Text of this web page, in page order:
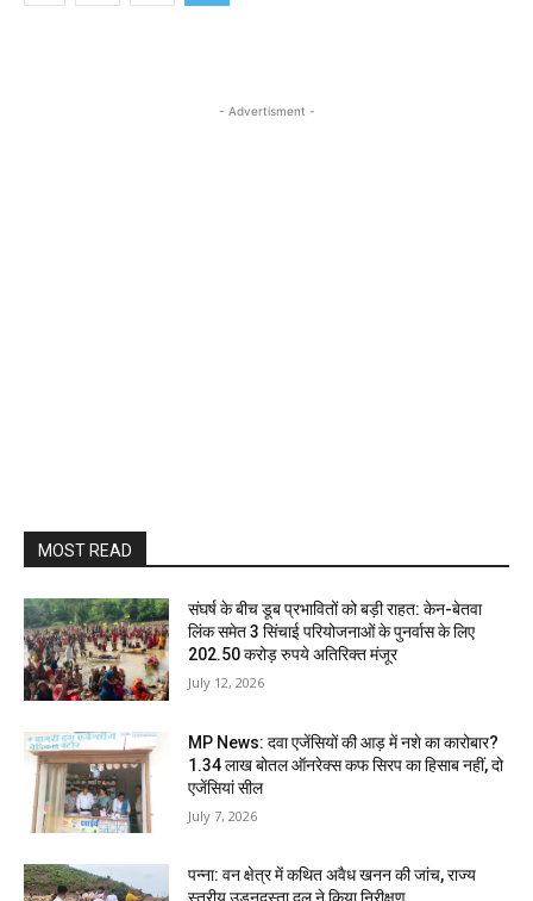
- Advertisment -
MOST READ
संघर्ष के बीच डूब प्रभावितों को बड़ी राहत: केन-बेतवा
लिंक समेत 3 सिंचाई परियोजनाओं के पुनर्वास के लिए
202.50 करोड़ रुपये अतिरिक्त मंजूर
July 12, 2026
MP News: दवा एजेंसियों की आड़ में नशे का कारोबार?
1.34 लाख बोतल ऑनरेक्स कफ सिरप का हिसाब नहीं, दो
एजेंसियां सील
July 7, 2026
पन्ना: वन क्षेत्र में कथित अवैध खनन की जांच, राज्य